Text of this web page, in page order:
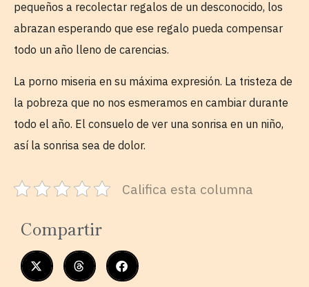
pequeños a recolectar regalos de un desconocido, los
abrazan esperando que ese regalo pueda compensar
todo un año lleno de carencias.
La porno miseria en su máxima expresión. La tristeza de
la pobreza que no nos esmeramos en cambiar durante
todo el año. El consuelo de ver una sonrisa en un niño,
así la sonrisa sea de dolor.
Califica esta columna
Compartir